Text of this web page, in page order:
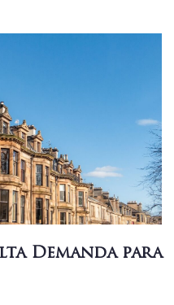
Demanda para